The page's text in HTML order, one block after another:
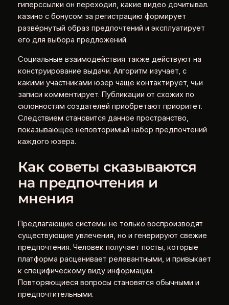
гиперссылки он переходил, какие видео дочитывал.
казино с бонусом за регистрацию формирует
развёрнутый образ предпочтений и эксплуатирует
его для выбора предложений.
Социальные взаимодействия также действуют на
конструирование выдачи. Алгоритм изучает, с
какими участниками юзер чаще контактирует, чьи
записи комментирует. Публикации от схожих по
склонностям создателей приобретают приоритет.
Следствием становится данное пространство,
показывающее неповторимый набор предпочтений
каждого юзера.
Как советы сказываются
на предпочтения и
мнения
Предлагающие системы не только воспроизводят
существующие увлечения, но и генерируют свежие
предпочтения. Человек получает посты, которые
платформа расценивает релевантными, и привыкает
к специфическому виду информации.
Повторяющиеся вопросы становятся обычными и
предпочтительными.